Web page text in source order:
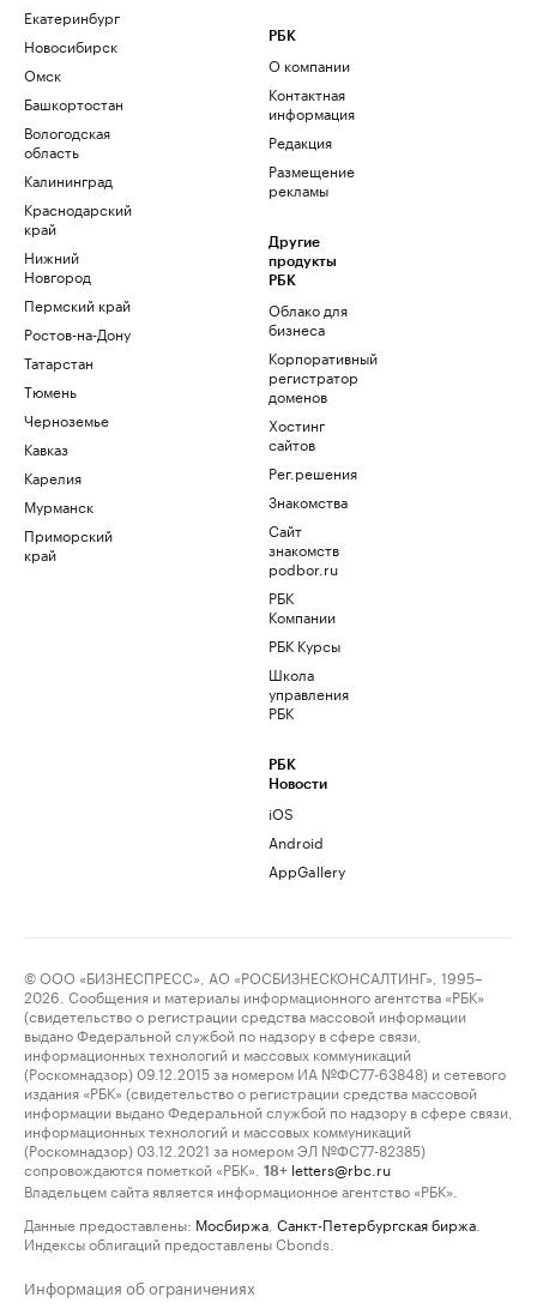
Екатеринбург
Новосибирск
Омск
Башкортостан
Вологодская
область
Калининград
Краснодарский
край
Нижний
Новгород
Пермский край
Ростов-на-Дону
Татарстан
Тюмень
Черноземье
Кавказ
Карелия
Мурманск
Приморский
край
РБК
О компании
Контактная
информация
Редакция
Размещение
рекламы
Другие
продукты
РБК
Облако для
бизнеса
Корпоративный
регистратор
доменов
Хостинг
сайтов
Рег.решения
Знакомства
Сайт
знакомств
podbor.ru
РБК
Компании
РБК Курсы
Школа
управления
РБК
РБК
Новости
iOS
Android
AppGallery
© ООО «БИЗНЕСПРЕСС», АО «РОСБИЗНЕСКОНСАЛТИНГ», 1995–
2026. Сообщения и материалы информационного агентства «РБК»
(свидетельство о регистрации средства массовой информации
выдано Федеральной службой по надзору в сфере связи,
информационных технологий и массовых коммуникаций
(Роскомнадзор) 09.12.2015 за номером ИА №ФС77-63848) и сетевого
издания «РБК» (свидетельство о регистрации средства массовой
информации выдано Федеральной службой по надзору в сфере связи,
информационных технологий и массовых коммуникаций
(Роскомнадзор) 03.12.2021 за номером ЭЛ №ФС77-82385)
сопровождаются пометкой «РБК».
18+ letters@rbc.ru
Владельцем сайта является информационное агентство «РБК».
Данные предоставлены: Мосбиржа Санкт-Петербургская биржа
Индексы облигаций предоставлены Cbonds.
Информация об ограничениях